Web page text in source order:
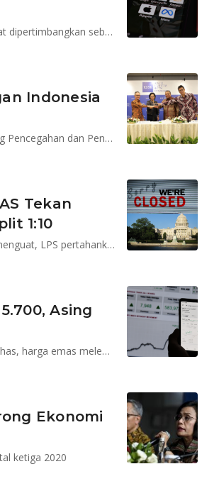
Rekening valas bank tumbuh pesat di awal 2026. reksadana USD dapat dipertimbangkan sebagai diversifikasi di tengah bunga simpanan valas yang terbatas.
Indonesia
KSSK dibentuk berdasarkan amanah UU Nomor 9 Tahun 2016 tentang Pencegahan dan Penanganan Krisis Sistem Keuangan (UU PPKSK)
Tekan
1:10
ANTM, BBCA, BBTN dan TPIA direkomendasi beli, IHSG dan rupiah menguat, LPS pertahankan TBP 4,25%, CPO, batu bara dan emas lemas
Asing
LPS pangkas bunga penjaminan, kelanjutan merger bank syariah dibahas, harga emas melemah, iuran BPJS Kesejatan bisa naik lagi
Ekonomi
ketiga 2020